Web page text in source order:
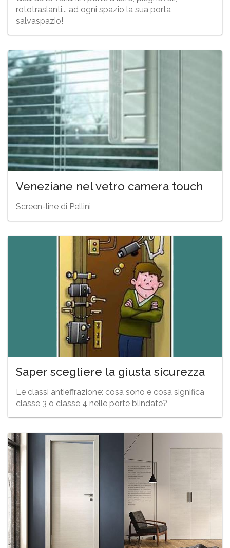
rototraslanti... ad ogni spazio la sua porta
salvaspazio!
Veneziane nel vetro camera touch
Screen-line di Pellini
Saper scegliere la giusta sicurezza
Le classi antieffrazione: cosa sono e cosa significa
classe 3 o classe 4 nelle porte blindate?